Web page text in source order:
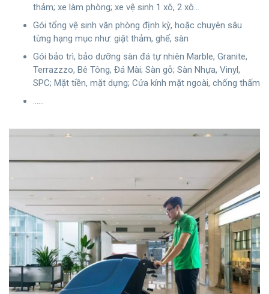
thảm; xe làm phòng; xe vệ sinh 1 xô, 2 xô…
Gói tổng vệ sinh văn phòng định kỳ, hoặc chuyên sâu
từng hạng mục như: giặt thảm, ghế, sàn
Gói bảo trì, bảo dưỡng sàn đá tự nhiên Marble, Granite,
Terrazzzo, Bê Tông, Đá Mài; Sàn gỗ; Sàn Nhựa, Vinyl,
SPC; Mặt tiền, mặt dựng; Cửa kính mặt ngoài, chống thấm
……